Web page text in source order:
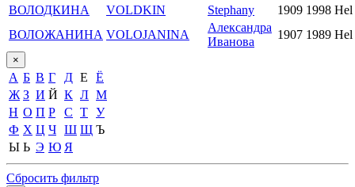
ВОЛОДКИНА
VOLDKIN Stephany 1909 1998 Hel
ВОЛОЖАНИНА VOLOJANINA
Александра
Иванова
1907 1989 Hel
×
А Б В Г Д Е
Ё
Ж З И Й К Л М
Н О П Р С Т У
Ф Х Ц Ч Ш Щ Ъ
Ы Ь Э Ю Я
Сбросить фильтр